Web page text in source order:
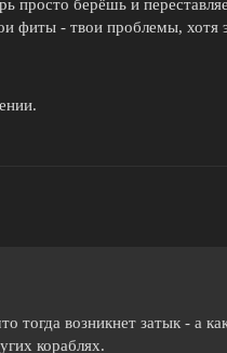
просто берёшь и
фиты - твои проблемы, хотя
тогда возникнет затык - а
кораблях.